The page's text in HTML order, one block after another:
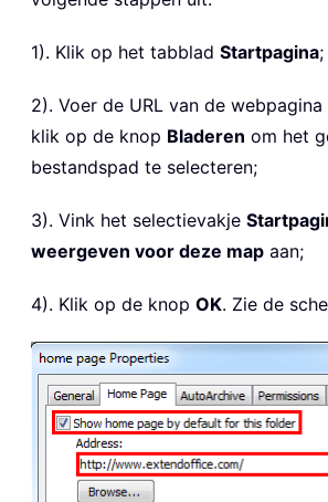
1). Klik op het tabblad Startpagina;
2). Voer de URL van de webpagina
klik op de knop Bladeren om het
bestandspad te selecteren;
3). Vink het selectievakje
weergeven voor deze map aan;
4). Klik op de knop OK. Zie de